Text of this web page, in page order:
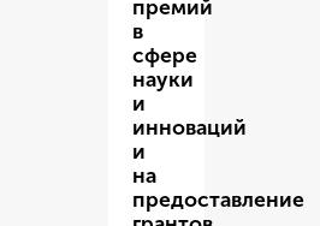
премий
в
сфере
науки
и
инноваций
и
на
предоставление